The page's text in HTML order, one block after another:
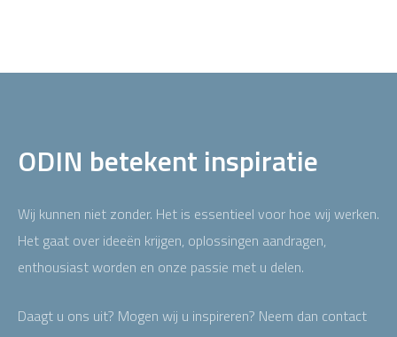
ODIN betekent inspiratie
Wij kunnen niet zonder. Het is essentieel voor hoe wij werken.
Het gaat over ideeën krijgen, oplossingen aandragen,
enthousiast worden en onze passie met u delen.
Daagt u ons uit? Mogen wij u inspireren? Neem dan contact